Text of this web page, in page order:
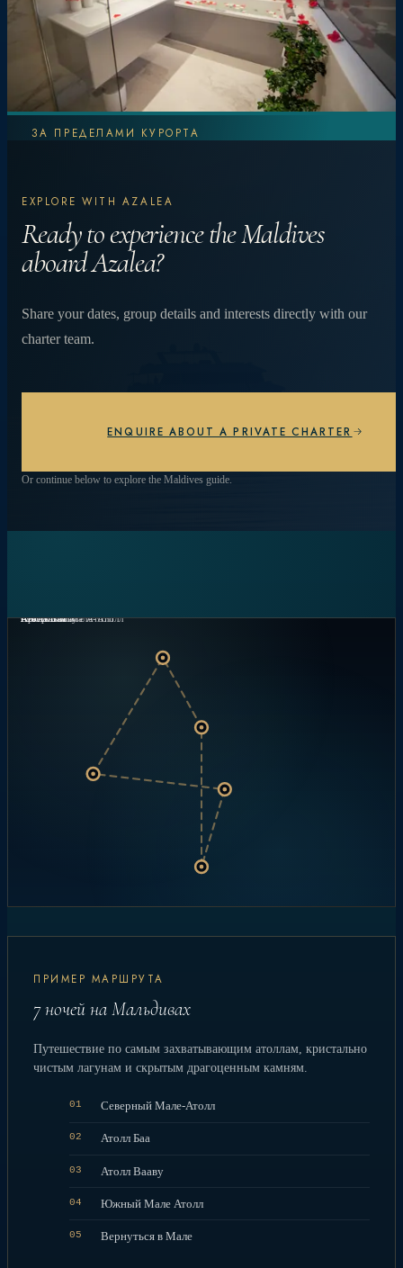
ЗА ПРЕДЕЛАМИ КУРОРТА
Узнайте больше.
Испытайте
больше.
От ярких коралловых рифов и встреч с
звездами — каждый день уникален.
EXPLORE WITH AZALEA
Ready to experience the Maldives
aboard Azalea?
Share your dates, group details and interests directly with our
charter team.
ENQUIRE ABOUT A PRIVATE CHARTER
Or continue below to explore the Maldives guide.
Северный Мале-Атолл
Атолл Баа
Ари Атолл
Атолл Вааву
Южный Мале Атолл
ПРИМЕР МАРШРУТА
7 ночей на Мальдивах
Путешествие по самым захватывающим атоллам, кристально
чистым лагунам и скрытым драгоценным камням.
01 Северный Мале-Атолл
02 Атолл Баа
03 Атолл Вааву
04 Южный Мале Атолл
05 Вернуться в Мале